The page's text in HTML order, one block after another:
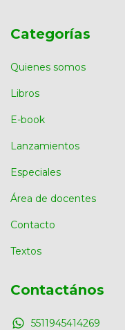
Categorías
Quienes somos
Libros
E-book
Lanzamientos
Especiales
Área de docentes
Contacto
Textos
Contactános
5511945414269